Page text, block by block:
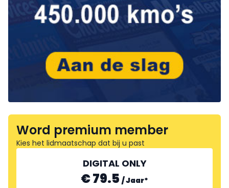
Word premium member
Kies het lidmaatschap dat bij u past
DIGITAL ONLY
€ 79.5 /Jaar*